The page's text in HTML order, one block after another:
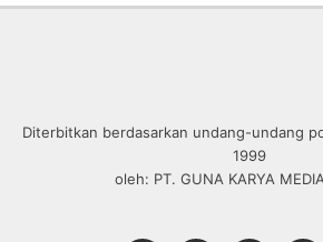
Diterbitkan berdasarkan undang-undang
1999
oleh: PT. GUNA KARYA